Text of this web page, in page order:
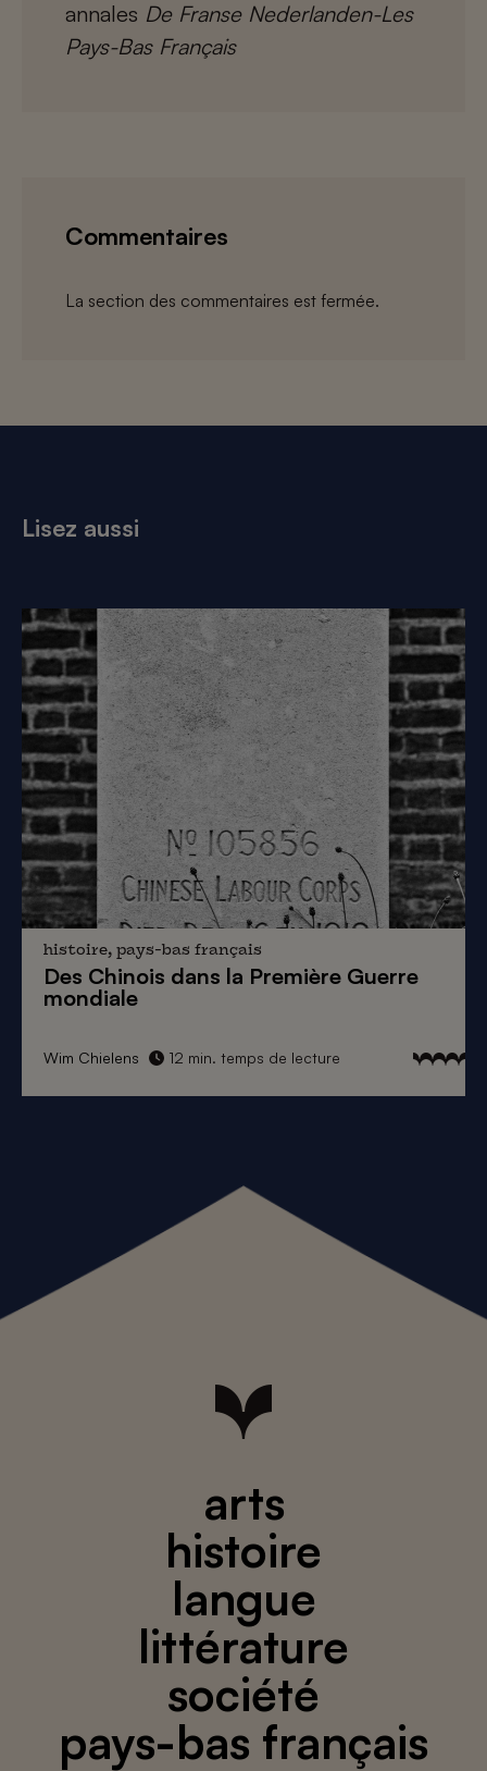
annales De Franse Nederlanden-Les
Pays-Bas Français
Commentaires
La section des commentaires est fermée.
Lisez aussi
histoire, pays-bas français
Des Chinois dans la Première Guerre
mondiale
Wim Chielens 12 min. temps de lecture
arts
histoire
langue
littérature
société
pays-bas français